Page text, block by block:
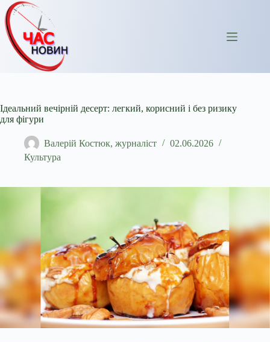
Перейти
до
вмісту
Ідеальний вечірній десерт: легкий, корисний і без ризику
для фігури
Валерій Костюк, журналіст
02.06.2026
Культура